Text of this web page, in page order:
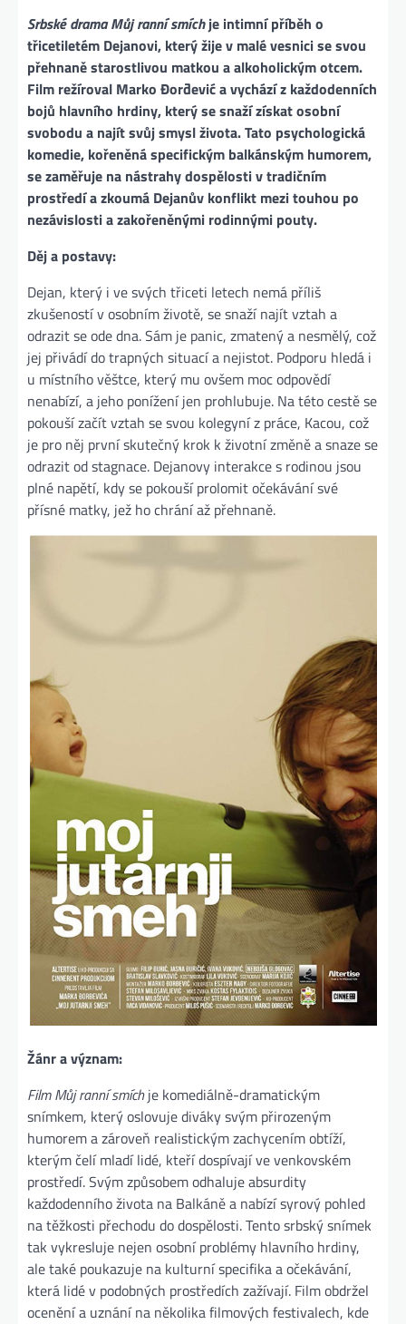
Srbské drama Můj ranní smíchje intimní příběh o
třicetiletém Dejanovi, který žije v malé vesnici se svou
přehnaně starostlivou matkou a alkoholickým otcem.
Film režíroval Marko Đorđević a vychází z každodenních
bojů hlavního hrdiny, který se snaží získat osobní
svobodu a najít svůj smysl života. Tato psychologická
komedie, kořeněná specifickým balkánským humorem,
se zaměřuje na nástrahy dospělosti v tradičním
prostředí a zkoumá Dejanův konflikt mezi touhou po
nezávislosti a zakořeněnými rodinnými pouty​.
Děj a postavy:
Dejan, který i ve svých třiceti letech nemá příliš
zkušeností v osobním životě, se snaží najít vztah a
odrazit se ode dna. Sám je panic, zmatený a nesmělý, což
jej přivádí do trapných situací a nejistot. Podporu hledá i
u místního věštce, který mu ovšem moc odpovědí
nenabízí, a jeho ponížení jen prohlubuje. Na této cestě se
pokouší začít vztah se svou kolegyní z práce, Kacou, což
je pro něj první skutečný krok k životní změně a snaze se
odrazit od stagnace. Dejanovy interakce s rodinou jsou
plné napětí, kdy se pokouší prolomit očekávání své
přísné matky, jež ho chrání až přehnaně​.
Žánr a význam:
Film Můj ranní smíchje komediálně-dramatickým
snímkem, který oslovuje diváky svým přirozeným
humorem a zároveň realistickým zachycením obtíží,
kterým čelí mladí lidé, kteří dospívají ve venkovském
prostředí. Svým způsobem odhaluje absurdity
každodenního života na Balkáně a nabízí syrový pohled
na těžkosti přechodu do dospělosti. Tento srbský snímek
tak vykresluje nejen osobní problémy hlavního hrdiny,
ale také poukazuje na kulturní specifika a očekávání,
která lidé v podobných prostředích zažívají. Film obdržel
ocenění a uznání na několika filmových festivalech, kde